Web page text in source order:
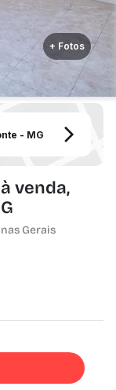
+ Fotos
- MG
venda,
Gerais